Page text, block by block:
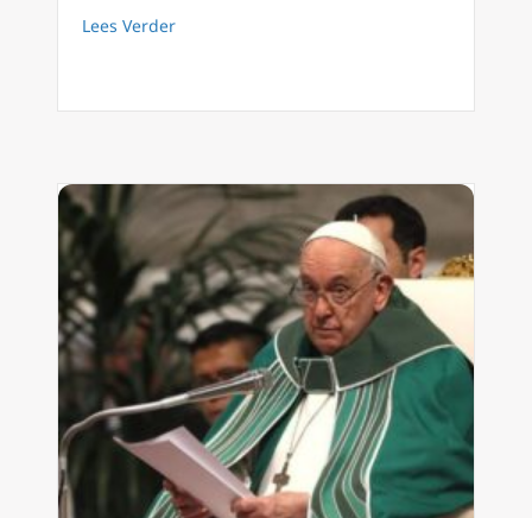
Lees Verderabout Paus Franciscus: Ad Theologiam